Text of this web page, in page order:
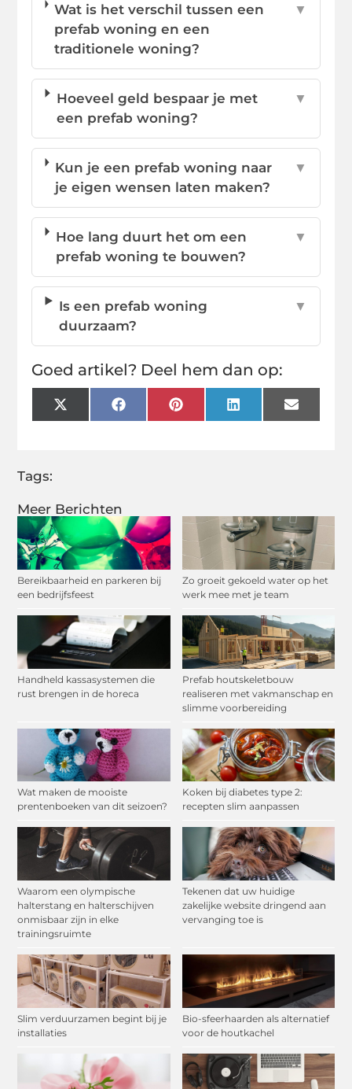
Meer Berichten
Bereikbaarheid en parkeren bij
een bedrijfsfeest
Zo groeit gekoeld water op het
werk mee met je team
Handheld kassasystemen die
rust brengen in de horeca
Prefab houtskeletbouw
realiseren met vakmanschap en
slimme voorbereiding
Wat maken de mooiste
prentenboeken van dit seizoen?
Koken bij diabetes type 2:
recepten slim aanpassen
Waarom een olympische
halterstang en halterschijven
onmisbaar zijn in elke
trainingsruimte
Tekenen dat uw huidige
zakelijke website dringend aan
vervanging toe is
Slim verduurzamen begint bij je
installaties
Bio-sfeerhaarden als alternatief
voor de houtkachel
Wat is het verschil tussen een
prefab woning en een
traditionele woning?
▼
Hoeveel geld bespaar je met
een prefab woning?
▼
Kun je een prefab woning naar
je eigen wensen laten maken?
▼
Hoe lang duurt het om een
prefab woning te bouwen?
▼
Is een prefab woning
duurzaam?
▼
Goed artikel? Deel hem dan op:
X
(Twitter)
FacebookPinterestLinkedInEmail
Tags: